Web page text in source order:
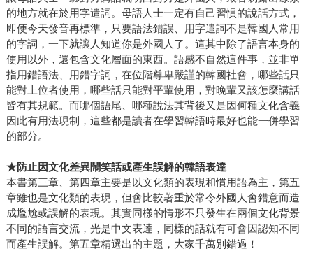
的地方就在於用字遣詞。母語人士一定有自己習慣的說話方式，
即便今天發音再標準，只要語法錯誤、用字遣詞不是韓國人常用
的字詞，一下就讓人知道你是外國人了。這其中除了語言本身的
使用以外，還包含文化層面的東西。語感不自然這件事，並非單
指用錯語法、用錯字詞，在位階尊卑嚴謹的韓國社會，哪些話只
能對上位者使用，哪些話只能對平輩使用，對晚輩又該怎麼講話
皆有其規範。而哪個語尾、哪種說法其背後又是因何種文化含義
因此有用法現制，這些都是讀者在學習韓語時最好也能一併學習
的部分。
★防止因文化差異鬧笑話或產生誤解的韓語表達
本書第三章、第四章主要是以文化類的表現和慣用語為主，第五
章雖也是文化類的表現，但會比較著重於常令外國人會錯意而造
成尷尬或誤解的表現。其實同樣的情形不只發生在兩個文化背景
不同的語言交流，光是中文表達，同樣的話就有可會因認知不同
而產生誤解。第五章精選出的主題，大家千萬別錯過！